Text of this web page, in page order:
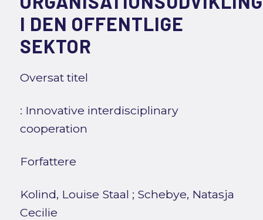
I DEN OFFENTLIGE
SEKTOR
Oversat titel
: Innovative interdisciplinary
cooperation
Forfattere
Kolind, Louise Staal ; Schebye, Natasja
Cecilie